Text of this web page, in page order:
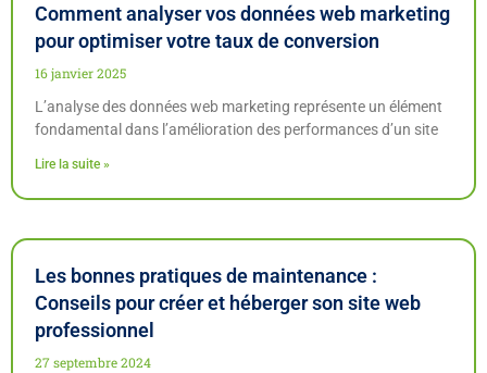
Comment analyser vos données web marketing
pour optimiser votre taux de conversion
16 janvier 2025
L’analyse des données web marketing représente un élément
fondamental dans l’amélioration des performances d’un site
Lire la suite »
Les bonnes pratiques de maintenance :
Conseils pour créer et héberger son site web
professionnel
27 septembre 2024